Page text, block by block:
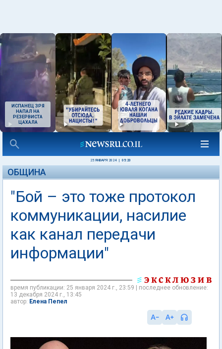
ИСПАНЕЦ ЗРЯ
НАПАЛ НА
РЕЗЕРВИСТА
ЦАХАЛА
25 ЯНВАРЯ 2024 05:20
ОБЩИНА
"Бой – это тоже протокол
коммуникации, насилие
как канал передачи
информации"
время публикации: 25 января 2024 г., 23:59 | последнее обновление:
13 декабря 2024 г., 13:45
Елена Пепел